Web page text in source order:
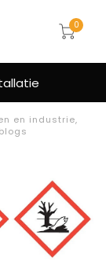
0
9.3
en industrie,